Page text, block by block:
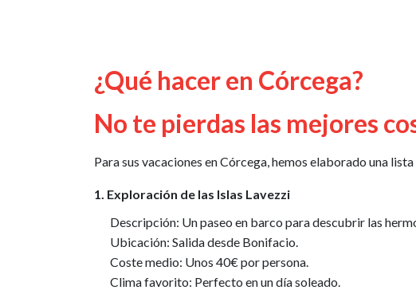
¿Qué hacer en Córcega?
No te pierdas las mejores
Para sus vacaciones en Córcega, hemos elaborado una
1. Exploración de las Islas Lavezzi
Descripción: Un paseo en barco para descubrir las
Ubicación: Salida desde Bonifacio.
Coste medio: Unos 40€ por persona.
Clima favorito: Perfecto en un día soleado.